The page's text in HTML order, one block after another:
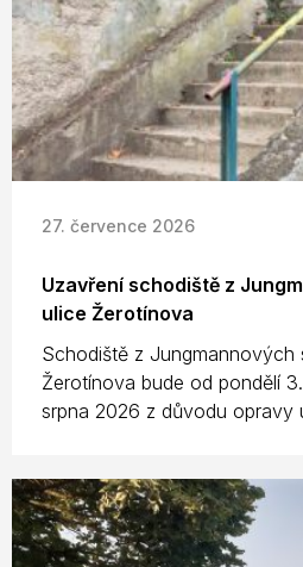
27. července 2026
Uzavření schodiště z
ulice Žerotínova
Schodiště z Jungmannových
Žerotínova bude od pondělí
srpna 2026 z důvodu opravy